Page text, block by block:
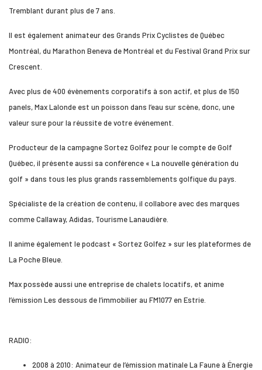
Tremblant durant plus de 7 ans.
Il est également animateur des Grands Prix Cyclistes de Québec
Montréal, du Marathon Beneva de Montréal et du Festival Grand Prix sur
Crescent.
Avec plus de 400 évènements corporatifs à son actif, et plus de 150
panels, Max Lalonde est un poisson dans l’eau sur scène, donc, une
valeur sure pour la réussite de votre événement.
Producteur de la campagne Sortez Golfez pour le compte de Golf
Québec, il présente aussi sa conférence « La nouvelle génération du
golf » dans tous les plus grands rassemblements golfique du pays.
Spécialiste de la création de contenu, il collabore avec des marques
comme Callaway, Adidas, Tourisme Lanaudière.
Il anime également le podcast « Sortez Golfez » sur les plateformes de
La Poche Bleue.
Max possède aussi une entreprise de chalets locatifs, et anime
l’émission Les dessous de l’immobilier au FM1077 en Estrie.
RADIO:
2008 à 2010: Animateur de l’émission matinale La Faune à Énergie